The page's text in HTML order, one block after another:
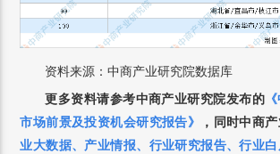
资料来源：中商产业研究院数据库
更多资料请参考中商产业研究院发布的
市场前景及投资机会研究报告》
，同时中商
业大数据、产业情报、行业研究报告、行业